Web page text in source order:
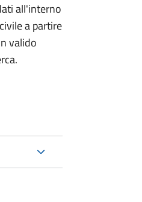
all'interno
a partire
valido